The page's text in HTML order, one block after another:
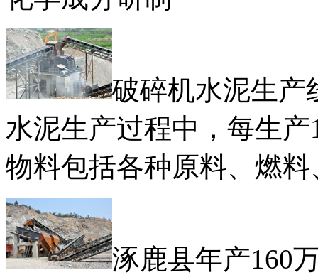
破碎机水泥生产
水泥生产过程中，每生
物料包括各种原料、燃
涿鹿县年产160